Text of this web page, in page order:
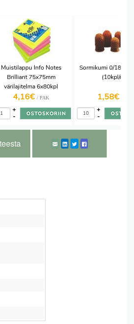
Muistilappu Info Notes
Brilliant 75x75mm
värilajitelma 6x80kpl
4,16€ / PAK
-
+
Sormikumi 0/18mm
(10kpl/ras)
1,58€
-
+